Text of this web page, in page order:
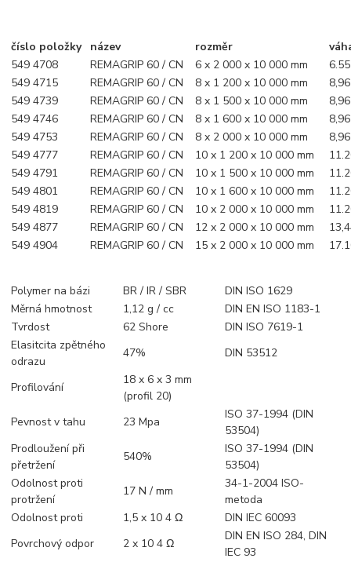
číslo položky název rozměr
549 4708
REMAGRIP 60 / CN 6 x 2 000 x 10 000 mm
549 4715
REMAGRIP 60 / CN 8 x 1 200 x 10 000 mm
549 4739
REMAGRIP 60 / CN 8 x 1 500 x 10 000 mm
549 4746
REMAGRIP 60 / CN 8 x 1 600 x 10 000 mm
549 4753
REMAGRIP 60 / CN 8 x 2 000 x 10 000 mm
549 4777
REMAGRIP 60 / CN 10 x 1 200 x 10 000 mm
549 4791
REMAGRIP 60 / CN 10 x 1 500 x 10 000 mm
549 4801
REMAGRIP 60 / CN 10 x 1 600 x 10 000 mm
549 4819
REMAGRIP 60 / CN 10 x 2 000 x 10 000 mm
549 4877
REMAGRIP 60 / CN 12 x 2 000 x 10 000 mm
549 4904
REMAGRIP 60 / CN 15 x 2 000 x 10 000 mm
Polymer na bázi BR / IR / SBR
DIN ISO 1629
Měrná hmotnost
1,12 g / cc
DIN EN ISO 1183-1
Tvrdost
62 Shore
DIN ISO 7619-1
Elasitcita zpětného
odrazu
47% DIN 53512
Profilování
18 x 6 x 3 mm
(profil 20)
Pevnost v tahu
23 Mpa
ISO 37-1994 (DIN
53504)
Prodloužení při
přetržení
540%
ISO 37-1994 (DIN
53504)
Odolnost proti
protržení
17 N / mm
34-1-2004 ISO-
metoda
Odolnost proti
1,5 x 10 4 Ω
DIN IEC 60093
Povrchový odpor
2 x 10 4 Ω
DIN EN ISO 284, DIN
IEC 93